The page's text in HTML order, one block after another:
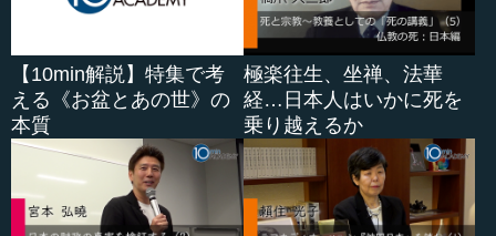
バルな意味で本当に強くなり、コンペティティブになる。
こういう設計は、まだ少し時間がかかりそうですね。
ですから、一番いいのは、本当にものすごいスピードと
激しい競争の中で、社会的にどうなるかは別として、つぶ
れる会社が相当出てきて悪くなると、どこかでマージ（合
併）する可能性が出てくるということです。そういう形で
マージする時期が、ここ５年か１０年の間に僕は必ず来る
と思うのです。薬などの業界は特に早いでしょうし、化学
【10min解説】特集で考
える《お盆とあの世》の
本質
極楽往生、坐禅、法華
経…日本人はいかに死を
乗り越えるか